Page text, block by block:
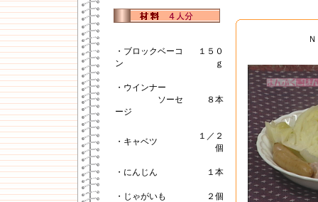
・ブロックベーコ
ン
１５０
ｇ
・ウインナー
ソーセ
ージ
８本
・キャベツ
１／２
個
・にんじん １本
・じゃがいも ２個